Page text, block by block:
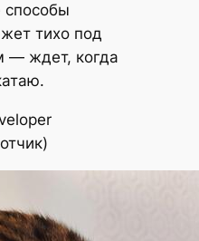
тихо под
— ждет, когда